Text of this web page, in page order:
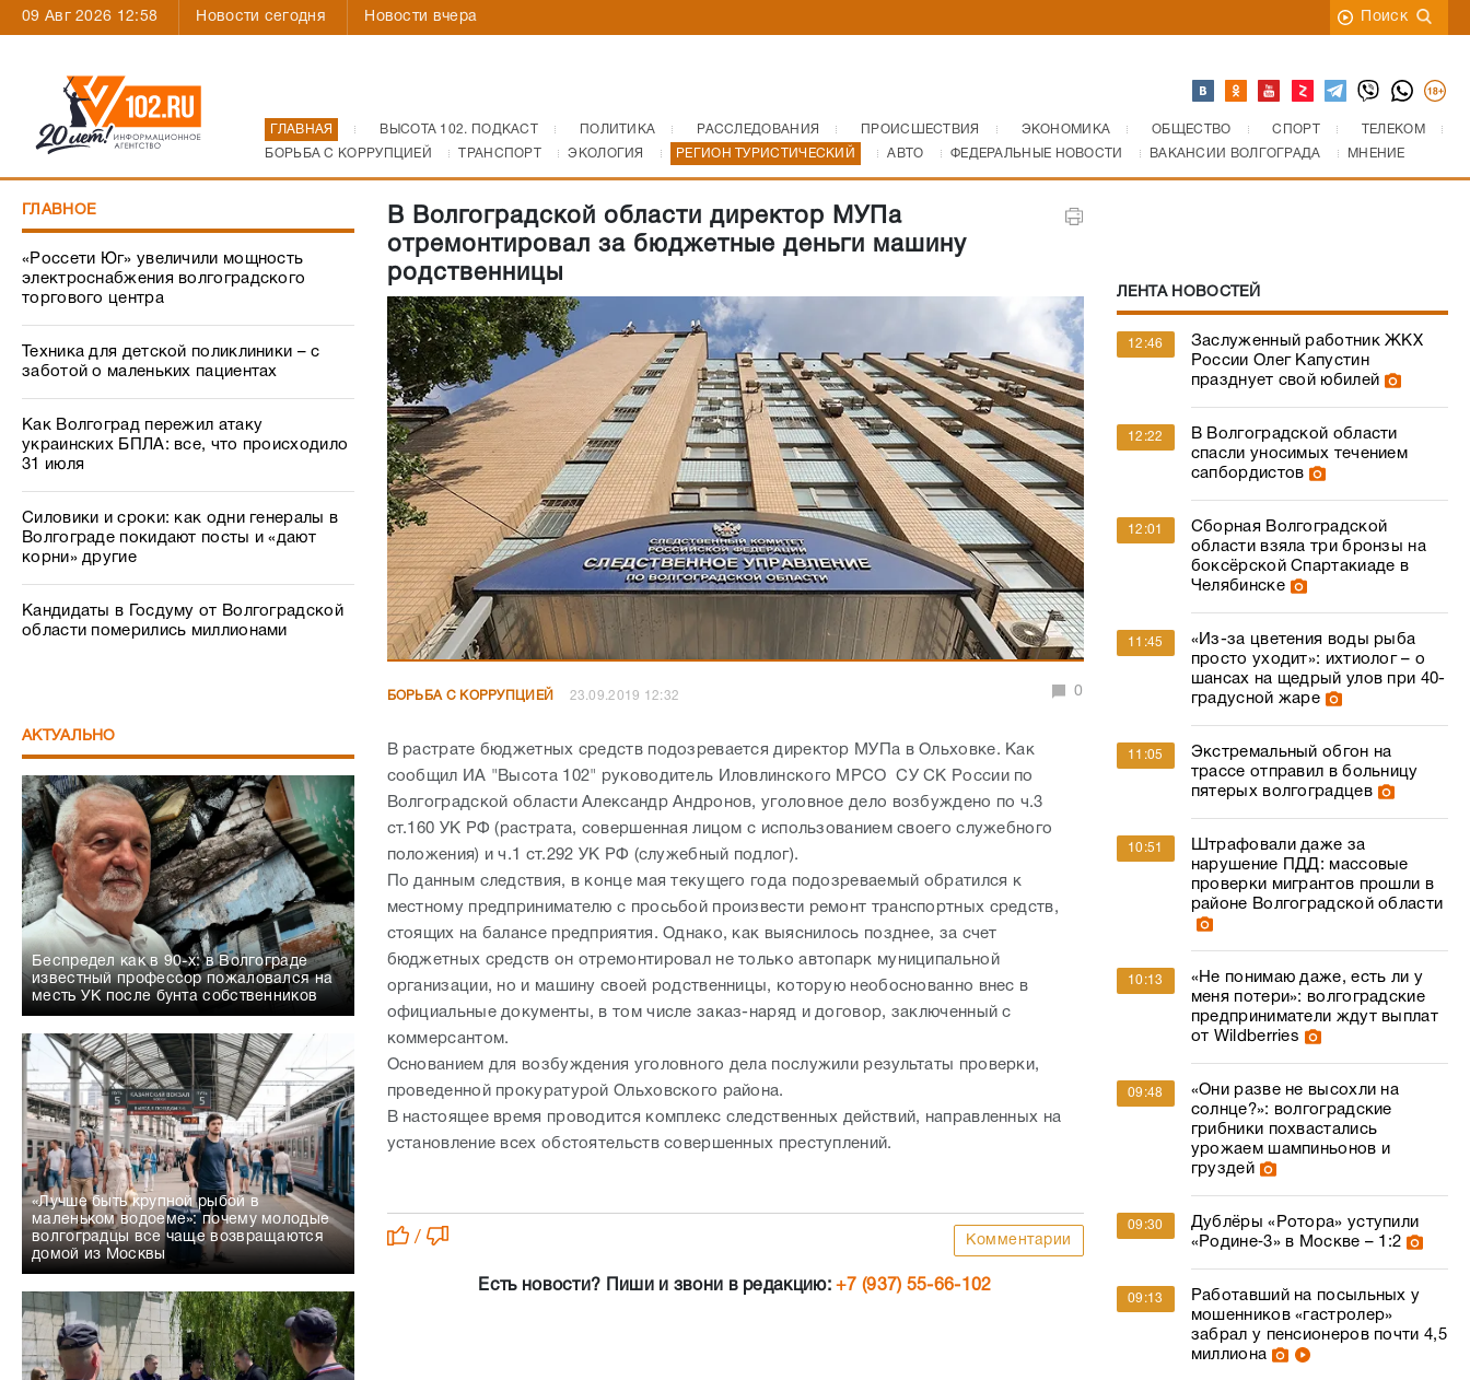
09 Авг 2026 12:58 Новости сегодня Новости вчера Поиск
ГЛАВНАЯ ВЫСОТА 102. ПОДКАСТ ПОЛИТИКА РАССЛЕДОВАНИЯ ПРОИСШЕСТВИЯ ЭКОНОМИКА ОБЩЕСТВО СПОРТ
ТЕЛЕКОМ
БОРЬБА С КОРРУПЦИЕЙ
ТРАНСПОРТ ЭКОЛОГИЯ РЕГИОН ТУРИСТИЧЕСКИЙ АВТО ФЕДЕРАЛЬНЫЕ НОВОСТИ ВАКАНСИИ ВОЛГОГРАДА МНЕНИЕ
ГЛАВНОЕ
«Россети Юг» увеличили мощность
электроснабжения волгоградского
торгового центра
Техника для детской поликлиники – с
заботой о маленьких пациентах
Как Волгоград пережил атаку
украинских БПЛА: все, что происходило
31 июля
Силовики и сроки: как одни генералы в
Волгограде покидают посты и «дают
корни» другие
Кандидаты в Госдуму от Волгоградской
области померились миллионами
АКТУАЛЬНО
Беспредел как в 90-х: в Волгограде
известный профессор пожаловался на
месть УК после бунта собственников
«Лучше быть крупной рыбой в
маленьком водоеме»: почему молодые
волгоградцы все чаще возвращаются
домой из Москвы
В Волгоградской области директор МУПа
отремонтировал за бюджетные деньги машину
родственницы
БОРЬБА С КОРРУПЦИЕЙ 23.09.2019 12:32 0
В растрате бюджетных средств подозревается директор МУПа в Ольховке. Как
сообщил ИА "Высота 102" руководитель Иловлинского МРСО СУ СК России по
Волгоградской области Александр Андронов, уголовное дело возбуждено по ч.3
ст.160 УК РФ (растрата, совершенная лицом с использованием своего служебного
положения) и ч.1 ст.292 УК РФ (служебный подлог).
По данным следствия, в конце мая текущего года подозреваемый обратился к
местному предпринимателю с просьбой произвести ремонт транспортных средств,
стоящих на балансе предприятия. Однако, как выяснилось позднее, за счет
бюджетных средств он отремонтировал не только автопарк муниципальной
организации, но и машину своей родственницы, которую необоснованно внес в
официальные документы, в том числе заказ-наряд и договор, заключенный с
коммерсантом.
Основанием для возбуждения уголовного дела послужили результаты проверки,
проведенной прокуратурой Ольховского района.
В настоящее время проводится комплекс следственных действий, направленных на
установление всех обстоятельств совершенных преступлений.
/ Комментарии
Есть новости? Пиши и звони в редакцию:+7 (937) 55-66-102
ЛЕНТА НОВОСТЕЙ
12:46
Заслуженный работник ЖКХ
России Олег Капустин
празднует свой юбилей
12:22
В Волгоградской области
спасли уносимых течением
сапбордистов
12:01
Сборная Волгоградской
области взяла три бронзы на
боксёрской Спартакиаде в
Челябинске
11:45
«Из-за цветения воды рыба
просто уходит»: ихтиолог – о
шансах на щедрый улов при 40-
градусной жаре
11:05
Экстремальный обгон на
трассе отправил в больницу
пятерых волгоградцев
10:51
Штрафовали даже за
нарушение ПДД: массовые
проверки мигрантов прошли в
районе Волгоградской области
10:13
«Не понимаю даже, есть ли у
меня потери»: волгоградские
предприниматели ждут выплат
от Wildberries
09:48
«Они разве не высохли на
солнце?»: волгоградские
грибники похвастались
урожаем шампиньонов и
груздей
09:30
Дублёры «Ротора» уступили
«Родине‑3» в Москве – 1:2
09:13
Работавший на посыльных у
мошенников «гастролер»
забрал у пенсионеров почти 4,5
миллиона